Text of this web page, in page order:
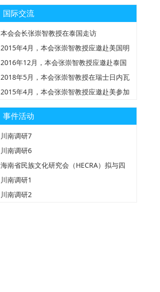
苗组青年人的喜爱
国际交流
本会会长张崇智教授在泰国走访
2015年4月，本会张崇智教授应邀赴美国明
州圣保罗参加由HND组织的全美苗人大
研究的报告”
2016年12月，本会张崇智教授应邀赴泰国
参加由清迈大学民族研究中心组织的第三届
2018年5月，本会张崇智教授在瑞士日内瓦
万国宫做中国人权形势报告
2015年4月，本会张崇智教授应邀赴美参加
事件活动
川南调研7
川南调研6
海南省民族文化研究会（HECRA）拟与四
川珙县苗学会共同举办“琼蜀苗族服饰文化
川南调研1
川南调研2